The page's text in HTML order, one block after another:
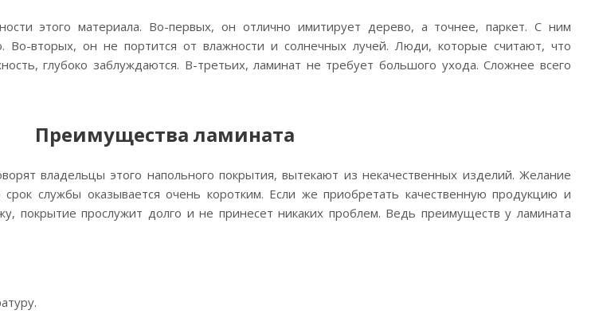
этого материала. Во-первых, он отлично имитирует дерево, а точнее, паркет. С ним
Во-вторых, он не портится от влажности и солнечных лучей. Люди, которые считают, что
глубоко заблуждаются. В-третьих, ламинат не требует большого ухода. Сложнее всего
Преимущества ламината
владельцы этого напольного покрытия, вытекают из некачественных изделий. Желание
службы оказывается очень коротким. Если же приобретать качественную продукцию и
покрытие прослужит долго и не принесет никаких проблем. Ведь преимуществ у ламината